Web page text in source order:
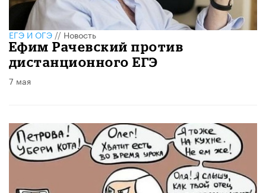
ЕГЭ И ОГЭ//Новость
Ефим Рачевский против
дистанционного ЕГЭ
7 мая